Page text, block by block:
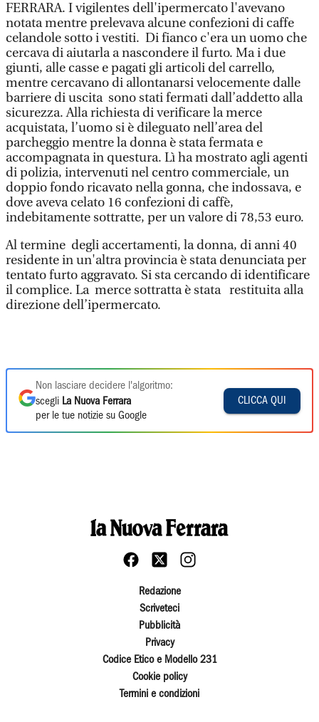
FERRARA. I vigilentes dell'ipermercato l'avevano
notata mentre prelevava alcune confezioni di caffe
celandole sotto i vestiti. Di fianco c'era un uomo che
cercava di aiutarla a nascondere il furto. Ma i due
giunti, alle casse e pagati gli articoli del carrello,
mentre cercavano di allontanarsi velocemente dalle
barriere di uscita sono stati fermati dall’addetto alla
sicurezza. Alla richiesta di verificare la merce
acquistata, l’uomo si è dileguato nell’area del
parcheggio mentre la donna è stata fermata e
accompagnata in questura. Lì ha mostrato agli agenti
di polizia, intervenuti nel centro commerciale, un
doppio fondo ricavato nella gonna, che indossava, e
dove aveva celato 16 confezioni di caffè,
indebitamente sottratte, per un valore di 78,53 euro.
Al termine degli accertamenti, la donna, di anni 40
residente in un'altra provincia è stata denunciata per
tentato furto aggravato. Si sta cercando di identificare
il complice. La merce sottratta è stata restituita alla
direzione dell’ipermercato.
Non lasciare decidere l'algoritmo:
scegli La Nuova Ferrara
per le tue notizie su Google
CLICCA QUI
Redazione
Scriveteci
Pubblicità
Privacy
Codice Etico e Modello 231
Cookie policy
Termini e condizioni